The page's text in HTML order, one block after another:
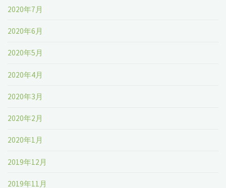
2020年7月
2020年6月
2020年5月
2020年4月
2020年3月
2020年2月
2020年1月
2019年12月
2019年11月